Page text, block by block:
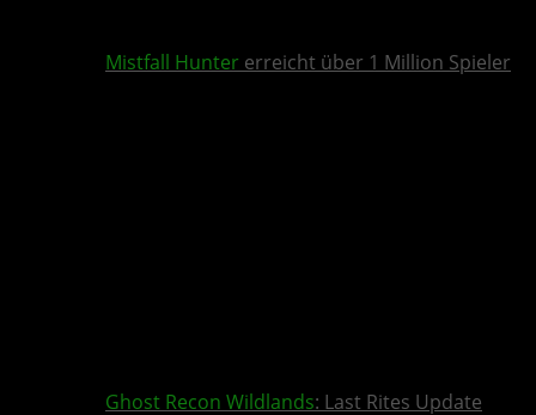
Mistfall Hunter erreicht über 1 Million Spieler
Ghost Recon Wildlands: Last Rites Update